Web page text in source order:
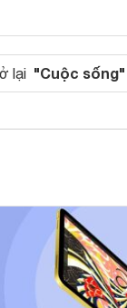
lại "Cuộc sống"